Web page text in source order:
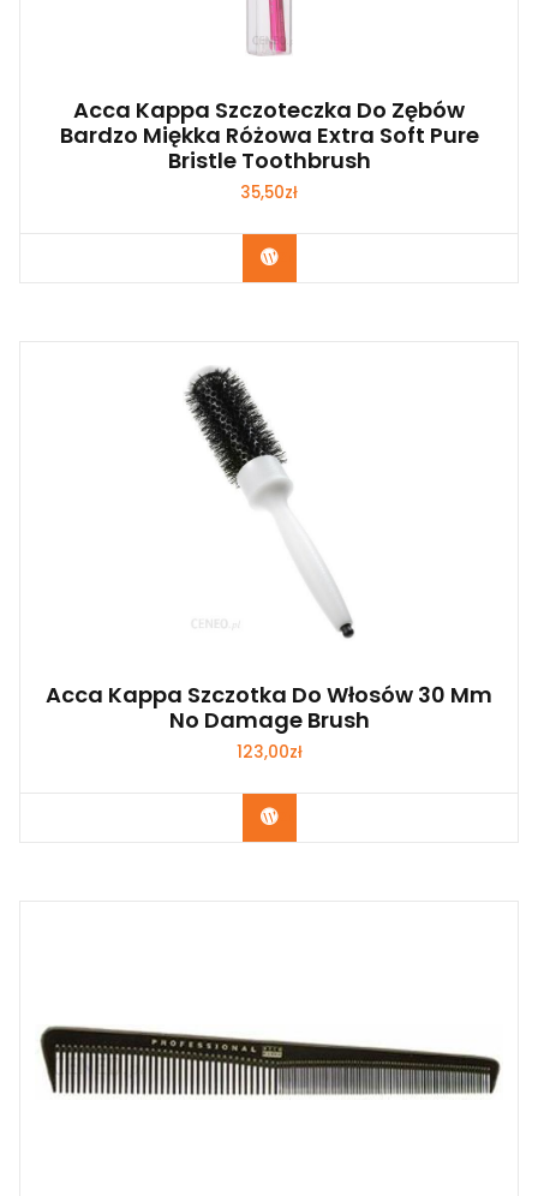
Acca Kappa Szczoteczka Do Zębów
Bardzo Miękka Różowa Extra Soft Pure
Bristle Toothbrush
35,50zł
Zobacz
Acca Kappa Szczotka Do Włosów 30 Mm
No Damage Brush
123,00zł
Zobacz